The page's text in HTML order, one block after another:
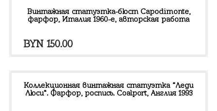
Винтажная статуэтка-бюст Capodimonte,
фарфор, Италия 1960-е, авторская работа
BYN 150.00
Коллекционная винтажная статуэтка “Леди
Люси”. Фарфор, роспись. Coalport, Англия 1993